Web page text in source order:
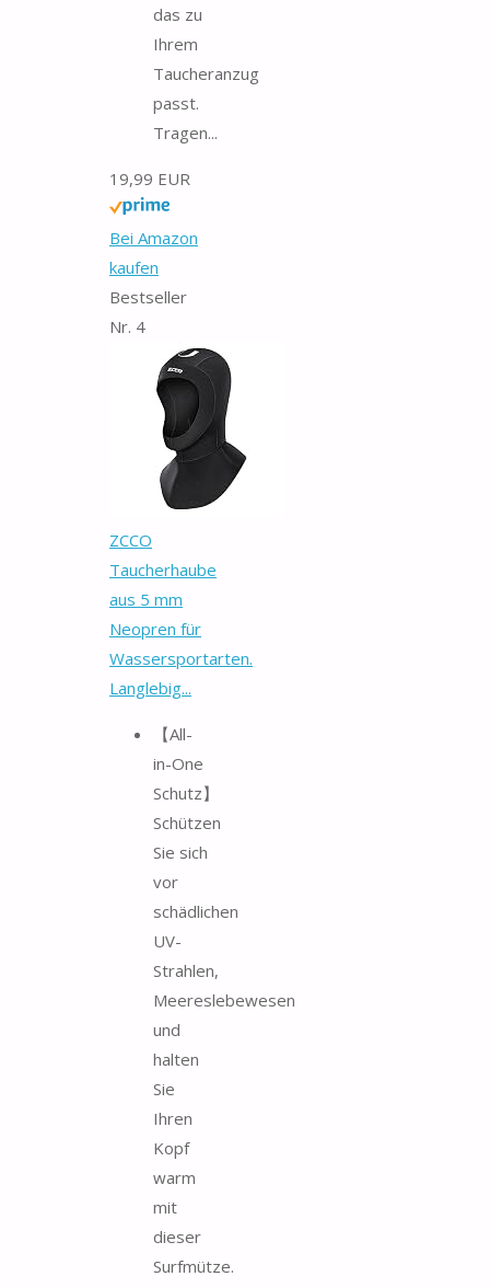
das zu
Ihrem
Taucheranzug
passt.
Tragen...
19,99 EUR
Bei Amazon
kaufen
Bestseller
Nr. 4
ZCCO
Taucherhaube
aus 5 mm
Neopren für
Wassersportarten.
Langlebig...
【All-
in-One
Schutz】
Schützen
Sie sich
vor
schädlichen
UV-
Strahlen,
Meereslebewesen
und
halten
Sie
Ihren
Kopf
warm
mit
dieser
Surfmütze.